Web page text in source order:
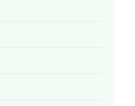
suất cao hơn.